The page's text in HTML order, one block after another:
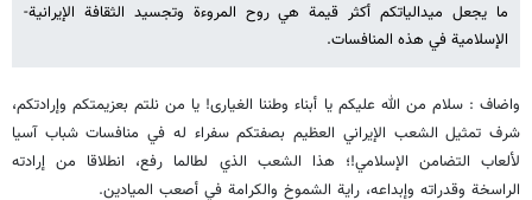
ما يجعل ميدالياتكم أكثر قيمة هي روح المروءة وتجسيد الثقافة الإيرانية-
الإسلامية في هذه المنافسات.
واضاف : سلام من الله عليكم يا أبناء وطننا الغيارى! يا من نلتم بعزيمتكم وإرادتكم،
شرف تمثيل الشعب الإيراني العظيم بصفتكم سفراء له في منافسات شباب آسيا
لألعاب التضامن الإسلامي!؛ هذا الشعب الذي لطالما رفع، انطلاقا من إرادته
الراسخة وقدراته وإبداعه، راية الشموخ والكرامة في أصعب الميادين.